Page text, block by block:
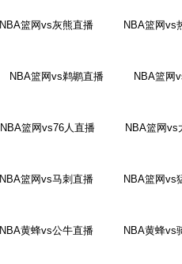
NBA篮网vs灰熊直播 NBA篮网vs
NBA篮网vs鹈鹕直播 NBA篮网
NBA篮网vs76人直播 NBA篮网vs
NBA篮网vs马刺直播 NBA篮网vs
NBA黄蜂vs公牛直播 NBA黄蜂vs